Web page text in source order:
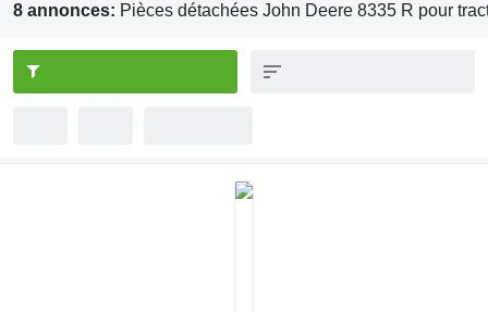
8 annonces: Pièces détachées John Deere 8335 R pour